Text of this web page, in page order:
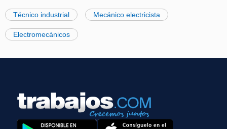
Técnico industrial Mecánico electricista
Electromecánicos